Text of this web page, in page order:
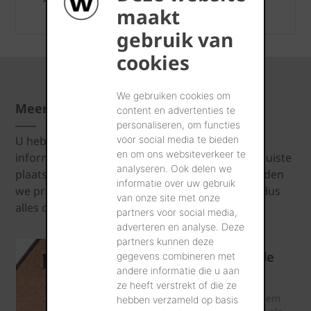
maakt
gebruik van
cookies
We gebruiken cookies om
content en advertenties te
personaliseren, om functies
voor social media te bieden
en om ons websiteverkeer te
analyseren. Ook delen we
informatie over uw gebruik
van onze site met onze
partners voor social media,
adverteren en analyse. Deze
partners kunnen deze
gegevens combineren met
andere informatie die u aan
ze heeft verstrekt of die ze
hebben verzameld op basis
Meer renovatietips?
U hebt renovatieplannen maar wenst meer
informatie in te winnen? Dan bent u hier op de juiste
plaats. In dit dossier behandelen en beantwoorden
we prangende vragen over renoveren. Lees er dus
alles over.
Gezocht: de ideale
gebouwschil
Gaat u verbouwen? Neem